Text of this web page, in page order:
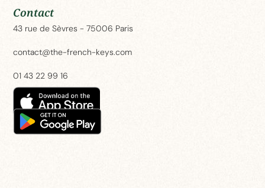
Contact
43 rue de Sèvres - 75006 Paris
contact@the-french-keys.com
01 43 22 99 16